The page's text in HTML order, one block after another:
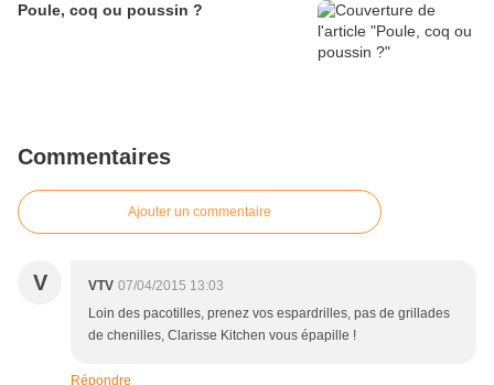
Poule, coq ou poussin ?
Commentaires
Ajouter un commentaire
V VTV 07/04/2015 13:03
Loin des pacotilles, prenez vos espardrilles, pas de grillades
de chenilles, Clarisse Kitchen vous épapille !
Répondre